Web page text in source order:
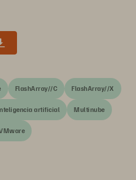
FlashArray//C FlashArray//X
artificial Multinube